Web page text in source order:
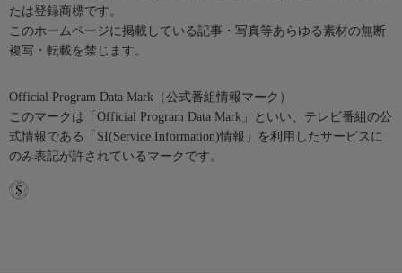
たは登録商標です。
このホームページに掲載している記事・写真等あらゆる素材の無断
複写・転載を禁じます。
Official Program Data Mark（公式番組情報マーク）
このマークは「Official Program Data Mark」といい、テレビ番組の公
式情報である「SI(Service Information)情報」を利用したサービスに
のみ表記が許されているマークです。